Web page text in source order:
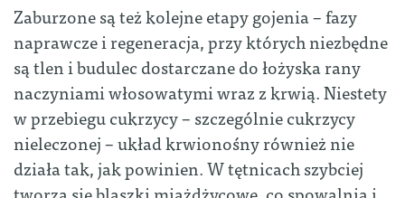
Zaburzone są też kolejne etapy gojenia – fazy
naprawcze i regeneracja, przy których niezbędne
są tlen i budulec dostarczane do łożyska rany
naczyniami włosowatymi wraz z krwią. Niestety
w przebiegu cukrzycy – szczególnie cukrzycy
nieleczonej – układ krwionośny również nie
działa tak, jak powinien. W tętnicach szybciej